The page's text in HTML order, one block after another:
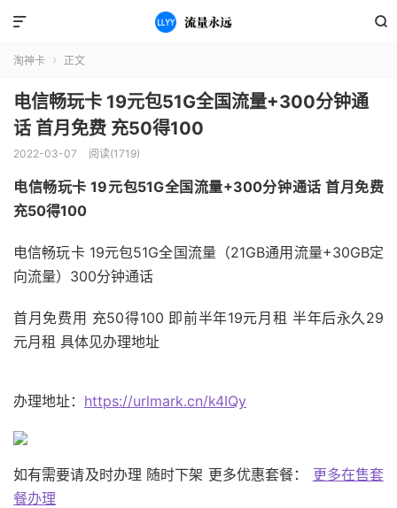


淘神卡  正文
电信畅玩卡 19元包51G全国流量+300分钟通
话 首月免费 充50得100
2022-03-07 阅读(1719)
电信畅玩卡 19元包51G全国流量+300分钟通话 首月免费
充50得100
电信畅玩卡 19元包51G全国流量（21GB通用流量+30GB定
向流量）300分钟通话
首月免费用 充50得100 即前半年19元月租 半年后永久29
元月租 具体见办理地址
办理地址： https://urlmark.cn/k4IQy
如有需要请及时办理 随时下架 更多优惠套餐： 更多在售套
餐办理